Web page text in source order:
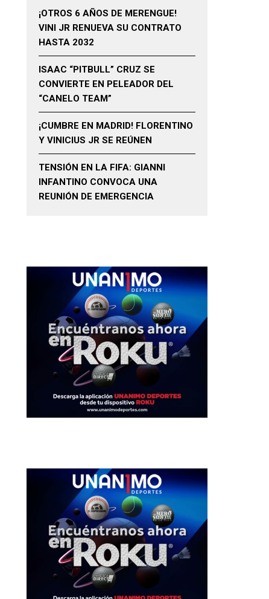
¡OTROS 6 AÑOS DE MERENGUE!
VINI JR RENUEVA SU CONTRATO
HASTA 2032
ISAAC “PITBULL” CRUZ SE
CONVIERTE EN PELEADOR DEL
“CANELO TEAM”
¡CUMBRE EN MADRID! FLORENTINO
Y VINICIUS JR SE REÚNEN
TENSIÓN EN LA FIFA: GIANNI
INFANTINO CONVOCA UNA
REUNIÓN DE EMERGENCIA